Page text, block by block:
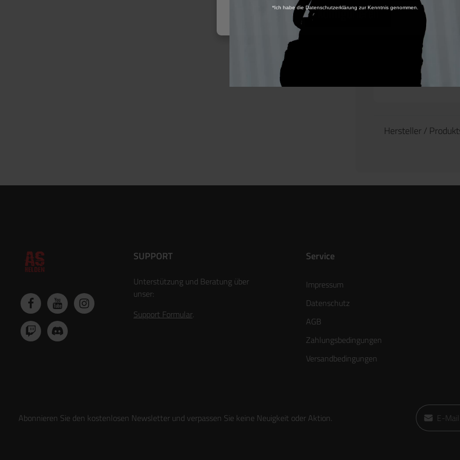
Material:
Hersteller /
Abonnieren Sie den kostenlosen Newsletter und verpassen Sie keine Neuigkeit oder Aktion.
E-Mail-
SUPPORT
Unterstützung und Beratung über
unser:
Support Formular.
Service
Impressum
Datenschutz
AGB
Zahlungsbedingungen
Versandbedingungen
Konfigurieren
*Ich habe die Datenschutzerklärung zur Kenntnis genommen.